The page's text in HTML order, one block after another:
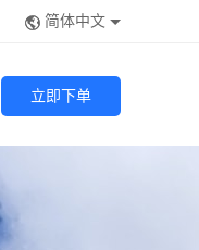
简体中文
立即下单